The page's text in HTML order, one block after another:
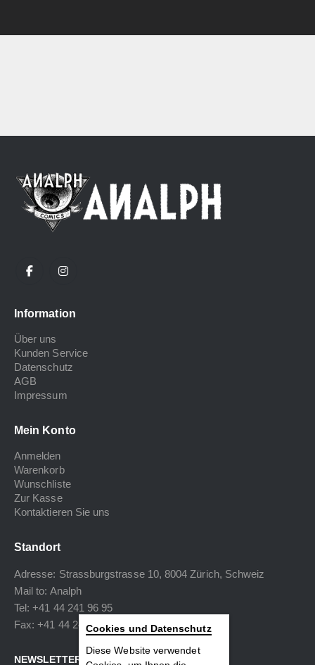
Information
Über uns
Kunden Service
Datenschutz
AGB
Impressum
Mein Konto
Anmelden
Warenkorb
Wunschliste
Zur Kasse
Kontaktieren Sie uns
Standort
Adresse: Strassburgstrasse 10, 8004 Zürich, Schweiz
Mail to: Analph
Tel: +41 44 241 96 95
Fax: +41 44 240 34 40
NEWSLETTER
Cookies und Datenschutz
Diese Website verwendet